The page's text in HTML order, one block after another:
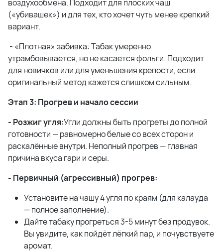
воздухообмена. Подходит для плоских чаш
(«убивашек») и для тех, кто хочет чуть менее крепкий
вариант.
- «Плотная» забивка: Табак умеренно
утрамбовывается, но не касается фольги. Подходит
для новичков или для уменьшения крепости, если
оригинальный метод кажется слишком сильным.
Этап 3: Прогрев и начало сессии
- Розжиг угля:Угли должны быть прогреты до полной
готовности — равномерно белые со всех сторон и
раскалённые внутри. Неполный прогрев — главная
причина вкуса гари и серы.
- Первичный (агрессивный) прогрев:
Установите на чашу 4 угля по краям (для калауда
— полное заполнение).
Дайте табаку прогреться 3-5 минут без продувок.
Вы увидите, как пойдёт лёгкий пар, и почувствуете
аромат.